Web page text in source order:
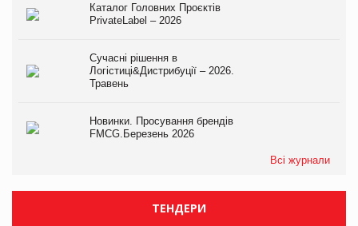
Каталог Головних Проєктів
PrivateLabel – 2026
Сучасні рішення в
Логістиці&Дистрибуції – 2026.
Травень
Новинки. Просування брендів
FMCG.Березень 2026
Всі журнали
ТЕНДЕРИ